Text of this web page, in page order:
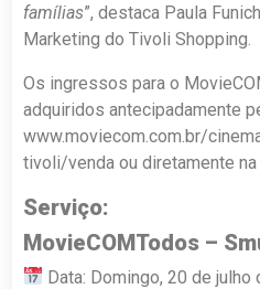
famílias”, destaca Paula
Marketing do Tivoli Shopping.
Os ingressos para o
adquiridos antecipadamente
www.moviecom.com.br/
tivoli/venda ou diretamente na
Serviço:
MovieCOMTodos –
Data: Domingo, 20 de julho